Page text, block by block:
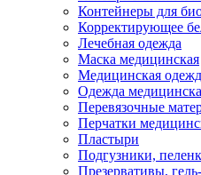
Контейнеры для
Корректирующее
Лечебная одежда
Маска медицинская
Медицинская
Одежда
Перевязочные
Перчатки
Пластыри
Подгузники,
Презервативы,